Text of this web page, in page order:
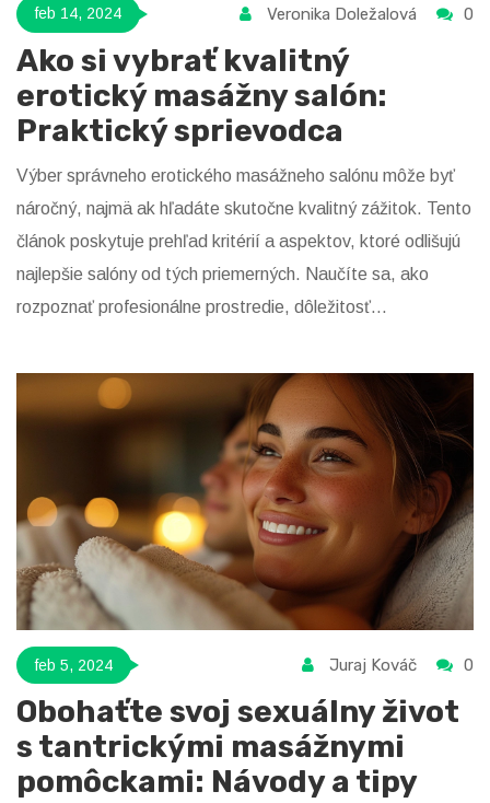
feb 14, 2024 Veronika Doležalová 0
Ako si vybrať kvalitný
erotický masážny salón:
Praktický sprievodca
Výber správneho erotického masážneho salónu môže byť
náročný, najmä ak hľadáte skutočne kvalitný zážitok. Tento
článok poskytuje prehľad kritérií a aspektov, ktoré odlišujú
najlepšie salóny od tých priemerných. Naučíte sa, ako
rozpoznať profesionálne prostredie, dôležitosť
zákazníkovi pre celkový zážitok.
feb 5, 2024 Juraj Kováč 0
Obohaťte svoj sexuálny život
s tantrickými masážnymi
pomôckami: Návody a tipy